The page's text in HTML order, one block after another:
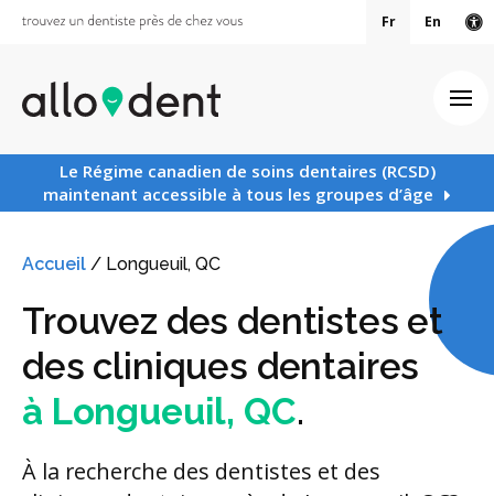
Fr En
Le Régime canadien de soins dentaires (RCSD)
maintenant accessible à tous les groupes d’âge
Accueil / Longueuil, QC
Trouvez des dentistes et
des cliniques dentaires
à Longueuil, QC.
À la recherche des dentistes et des